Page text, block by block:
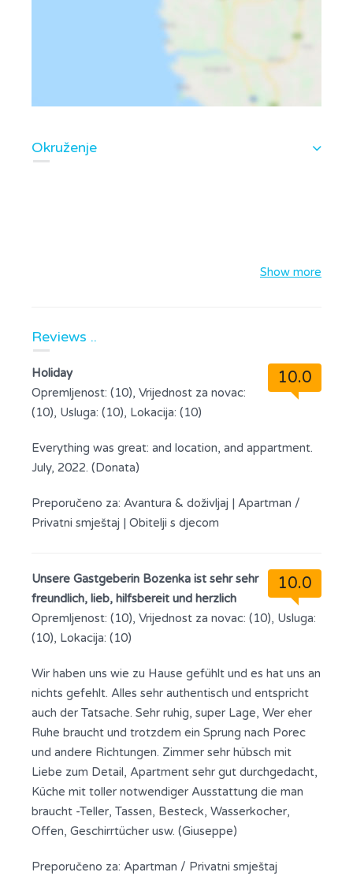
Okruženje
Show more
Reviews ..
10.0
Holiday
Opremljenost: (10), Vrijednost za novac:
(10), Usluga: (10), Lokacija: (10)
Everything was great: and location, and appartment.
July, 2022. (Donata)
Preporučeno za: Avantura & doživljaj | Apartman /
Privatni smještaj | Obitelji s djecom
10.0
Unsere Gastgeberin Bozenka ist sehr sehr
freundlich, lieb, hilfsbereit und herzlich
Opremljenost: (10), Vrijednost za novac: (10), Usluga:
(10), Lokacija: (10)
Wir haben uns wie zu Hause gefühlt und es hat uns an
nichts gefehlt. Alles sehr authentisch und entspricht
auch der Tatsache. Sehr ruhig, super Lage, Wer eher
Ruhe braucht und trotzdem ein Sprung nach Porec
und andere Richtungen. Zimmer sehr hübsch mit
Liebe zum Detail, Apartment sehr gut durchgedacht,
Küche mit toller notwendiger Ausstattung die man
braucht -Teller, Tassen, Besteck, Wasserkocher,
Offen, Geschirrtücher usw. (Giuseppe)
Preporučeno za: Apartman / Privatni smještaj